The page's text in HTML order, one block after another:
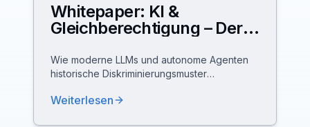
Whitepaper: KI &
Gleichberechtigung – Der
Gender Data Gap
Wie moderne LLMs und autonome Agenten
historische Diskriminierungsmuster
Leitmotiv „Feminist by Design“ mit Active
Weiterlesen